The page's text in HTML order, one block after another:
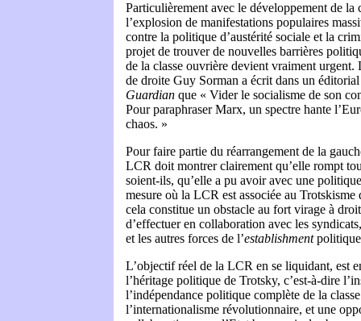
Particulièrement avec le développement de la
l’explosion de manifestations populaires
contre la politique d’austérité sociale et la
projet de trouver de nouvelles barrières
de la classe ouvrière devient vraiment
de droite Guy Sorman a écrit dans un
Guardian que « Vider le socialisme de son
Pour paraphraser Marx, un spectre hante
chaos. »
Pour faire partie du réarrangement de la
LCR doit montrer clairement qu’elle rompt
soient-ils, qu’elle a pu avoir avec une
mesure où la LCR est associée au Trotskisme
cela constitue un obstacle au fort virage à
d’effectuer en collaboration avec les
et les autres forces de l’establishment
L’objectif réel de la LCR en se liquidant, est
l’héritage politique de Trotsky, c’est-à-dire
l’indépendance politique complète de la
l’internationalisme révolutionnaire, et une